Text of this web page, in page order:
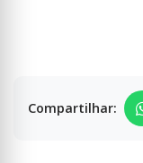
Compartilhar: